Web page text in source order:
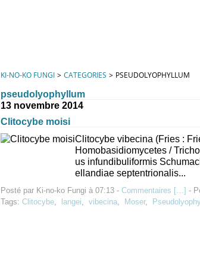
KI-NO-KO FUNGI > CATEGORIES > PSEUDOLYOPHYLLUM
pseudolyophyllum
13 novembre 2014
Clitocybe moisi
Clitocybe vibecina (Fries :
Homobasidiomycetes /
us infundibuliformis
ellandiae septentrionalis...
Posté par Ki-no-ko Fungi à 07:13 - Commentaires […] -
Tags: Clitocybe, langei, vibecina, Moser,